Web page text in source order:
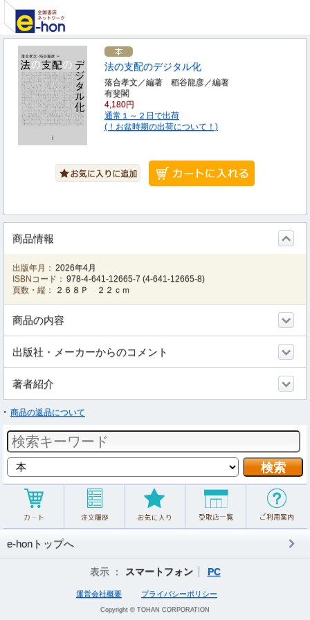
法の支配のデジタル化
落合孝文／編著 稻谷龍彦／編著
有斐閣
4,180円
通常１～２日で出荷
(！お盆時期の出荷について！)
商品情報
出版年月： 2026年4月
ISBNコード： 978-4-641-12665-7 (4-641-12665-8)
頁数・縦：
２６８Ｐ ２２ｃｍ
商品の内容
出版社・メーカーからのコメント
著者紹介
商品の返品について
e-honトップへ
表示 ： スマートフォン PC
運営会社概要 プライバシーポリシー
Copyright © TOHAN CORPORATION